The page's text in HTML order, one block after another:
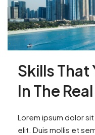
Skills That
In The
Lorem ipsum dolor
elit. Duis mollis et